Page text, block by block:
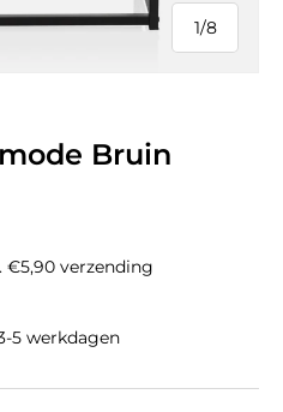
1/
van
8
Bruin
€5,90 verzending
5 werkdagen